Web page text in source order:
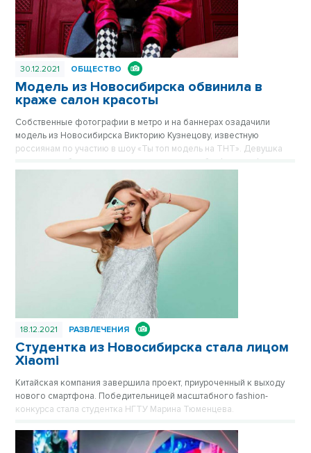
30.12.2021 ОБЩЕСТВО
Модель из Новосибирска обвинила в
краже салон красоты
Собственные фотографии в метро и на баннерах озадачили
модель из Новосибирска Викторию Кузнецову, известную
россиянам по участию в шоу «Ты топ модель на ТНТ». Девушка
пытается добиться выплаты гонорара для себя, фотографа и
18.12.2021 РАЗВЛЕЧЕНИЯ
Студентка из Новосибирска стала лицом
Xiaomi
Китайская компания завершила проект, приуроченный к выходу
нового смартфона. Победительницей масштабного fashion-
конкурса стала студентка НГТУ Марина Тюменцева.